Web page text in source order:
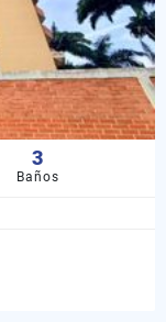
3
Baños